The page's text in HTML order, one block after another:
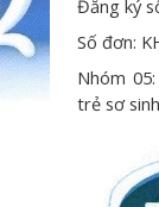
Đăng ký
Số đơn:
Nhóm
trẻ sơ